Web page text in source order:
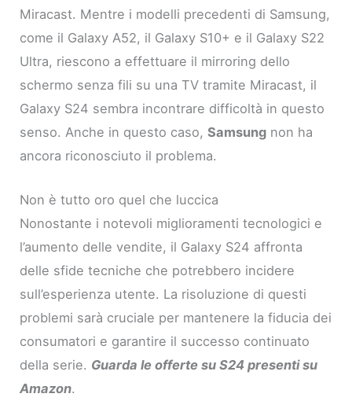
Miracast. Mentre i modelli precedenti di Samsung,
come il Galaxy A52, il Galaxy S10+ e il Galaxy S22
Ultra, riescono a effettuare il mirroring dello
schermo senza fili su una TV tramite Miracast, il
Galaxy S24 sembra incontrare difficoltà in questo
senso. Anche in questo caso,Samsung non ha
ancora riconosciuto il problema.
Non è tutto oro quel che luccica
Nonostante i notevoli miglioramenti tecnologici e
l’aumento delle vendite, il Galaxy S24 affronta
delle sfide tecniche che potrebbero incidere
sull’esperienza utente. La risoluzione di questi
problemi sarà cruciale per mantenere la fiducia dei
consumatori e garantire il successo continuato
della serie. Guarda le offerte su S24 presenti su
Amazon.